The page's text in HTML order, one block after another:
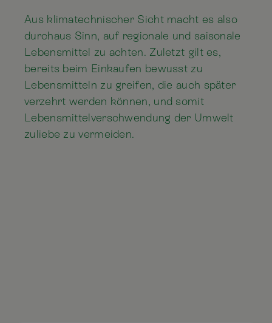
Aus klimatechnischer Sicht macht es also
durchaus Sinn, auf regionale und saisonale
Lebensmittel zu achten. Zuletzt gilt es,
bereits beim Einkaufen bewusst zu
Lebensmitteln zu greifen, die auch später
verzehrt werden können, und somit
Lebensmittelverschwendung der Umwelt
zuliebe zu vermeiden.